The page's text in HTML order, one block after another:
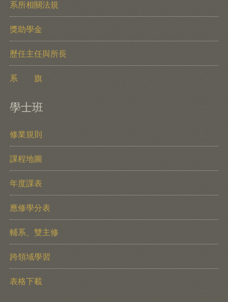
系所相關法規
獎助學金
歷任主任與所長
系 旗
學士班
修業規則
課程地圖
年度課表
應修學分表
輔系、雙主修
跨領域學習
表格下載